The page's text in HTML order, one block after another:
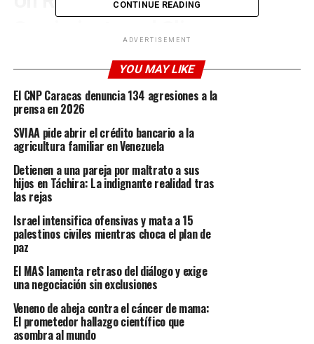
Este incremento masivo en el consumo no es casualidad.
Según el comunicado emitido por el ingeniero Juan José
Ramírez, este fenómeno responde a una combinación de
factores clave:
Crecimiento Económico Sostenido:
ha elevado las necesidades energéticas.
Factores Climáticos:
temperaturas han generado una presión
adicional sobre la red de distribución.
equipos técnicos en todo el territorio para ejecutar
maniobras de estabilización. El objetivo es claro:
proteger el Sistema Eléctrico Nacional (SEN) y
garantizar la continuidad del servicio para todas las
CONTINUE READING
ADVERTISEMENT
YOU MAY LIKE
El CNP Caracas denuncia 134 agresiones a la
prensa en 2026
SVIAA pide abrir el crédito bancario a la
agricultura familiar en Venezuela
Detienen a una pareja por maltrato a sus
hijos en Táchira: La indignante realidad tras
las rejas
Israel intensifica ofensivas y mata a 15
palestinos civiles mientras choca el plan de
paz
El MAS lamenta retraso del diálogo y exige
una negociación sin exclusiones
Veneno de abeja contra el cáncer de mama:
El prometedor hallazgo científico que
asombra al mundo